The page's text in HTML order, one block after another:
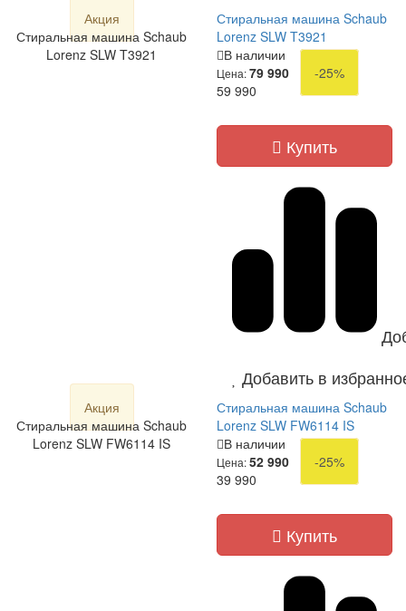
Акция
Стиральная машина Schaub
Lorenz SLW T3921
Стиральная машина Schaub
Lorenz SLW T3921
В наличии
Цена:79 990
-25%
59 990
Купить
Добавить в
Акция
Стиральная машина Schaub
Lorenz SLW FW6114 IS
Стиральная машина Schaub
Lorenz SLW FW6114 IS
В наличии
Цена:52 990
-25%
39 990
Купить